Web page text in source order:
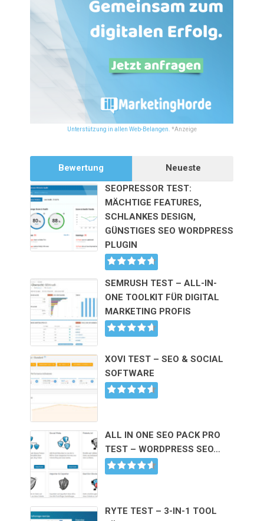
Unterstützung in allen Web-Belangen. *Anzeige
Bewertung
Neueste
SEOPRESSOR TEST:
MÄCHTIGE FEATURES,
SCHLANKES DESIGN,
GÜNSTIGES SEO WORDPRESS
PLUGIN
SEMRUSH TEST – ALL-IN-
ONE TOOLKIT FÜR DIGITAL
MARKETING PROFIS
XOVI TEST – SEO & SOCIAL
SOFTWARE
ALL IN ONE SEO PACK PRO
TEST – WORDPRESS SEO…
RYTE TEST – 3-IN-1 TOOL